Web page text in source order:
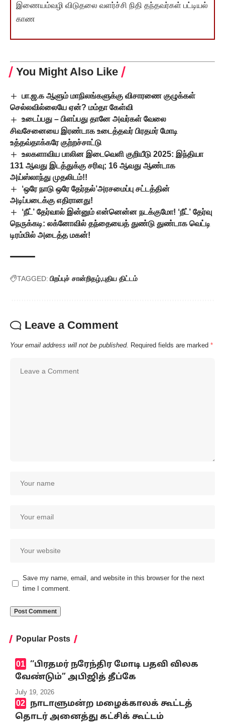
இணையம்வழி விடுதலை வளர்ச்சி நிதி தந்தவர்கள் பட்டியல்
காண
You Might Also Like
பா.ஜ.க ஆளும் மாநிலங்களுக்கு விசாரணை குழுக்கள்
செல்லவில்லையே ஏன்? மம்தா கேள்வி
உடைப்பது – பிளப்பது தானே அவர்கள் வேலை
சிவசேனையை இரண்டாக உடைத்தவர் பிரதமர் மோடி
உத்தவ்தாக்கரே குற்றச்சாட்டு
உலகளாவிய பாலின இடைவெளி குறியீடு 2025: இந்தியா
131 ஆவது இடத்துக்கு சரிவு; 16 ஆவது ஆண்டாக
அய்ஸ்லாந்து முதலிடம்!!
‘ஒரே நாடு ஒரே தேர்தல்’அரசமைப்பு சட்டத்தின்
அடிப்படைக்கு எதிரானது!
‘நீட்’ தேர்வால் இன்னும் என்னென்ன நடக்குமோ! ‘நீட்’ தேர்வு
நெருக்கடி: லக்னோவில் தந்தையைத் துண்டு துண்டாக வெட்டி
டிரம்மில் அடைத்த மகன்!
TAGGED: பிறப்புச் சான்றிதழ் புதிய திட்டம்
Leave a Comment
Your email address will not be published. Required fields are marked *
Save my name, email, and website in this browser for the next
time I comment.
Popular Posts
‘‘பிரதமர் நரேந்திர மோடி பதவி விலக
வேண்டும்” அபிஜித் தீப்கே
July 19, 2026
நாடாளுமன்ற மழைக்காலக் கூட்டத்
தொடர் அனைத்து கட்சிக் கூட்டம்